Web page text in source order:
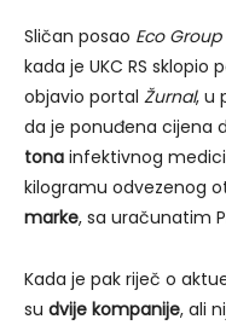
Sličan posao Eco Group
kada je UKC RS
objavio portal Žurnal, u
da je ponuđena cijena
tona infektivnog
kilogramu odvezenog
marke, sa uračunatim
Kada je pak riječ o
su dvije kompanije, ali